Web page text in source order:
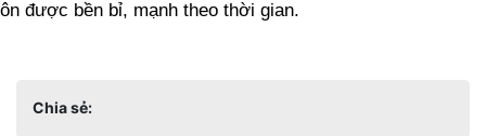
được bền bỉ, mạnh theo thời gian.
Chia sẻ: